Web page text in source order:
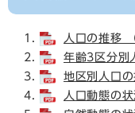
人口の推移
年齢3区分別
地区別人口
人口動態の